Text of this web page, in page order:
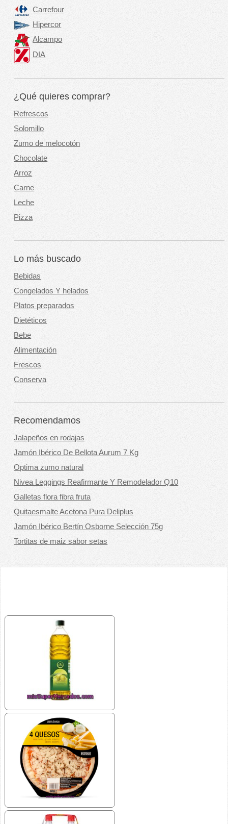
Carrefour
Hipercor
Alcampo
DIA
¿Qué quieres comprar?
Refrescos
Solomillo
Zumo de melocotón
Chocolate
Arroz
Carne
Leche
Pizza
Lo más buscado
Bebidas
Congelados Y helados
Platos preparados
Dietéticos
Bebe
Alimentación
Frescos
Conserva
Recomendamos
Jalapeños en rodajas
Jamón Ibérico De Bellota Aurum 7 Kg
Optima zumo natural
Nivea Leggings Reafirmante Y Remodelador Q10
Galletas flora fibra fruta
Quitaesmalte Acetona Pura Deliplus
Jamón Ibérico Bertín Osborne Selección 75g
Tortitas de maiz sabor setas